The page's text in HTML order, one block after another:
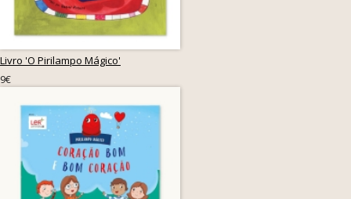
Livro 'O Pirilampo Mágico'
9€